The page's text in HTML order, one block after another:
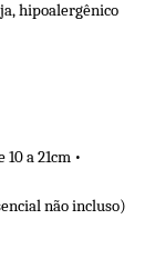
hipoalergênico
a 21cm •
não incluso)